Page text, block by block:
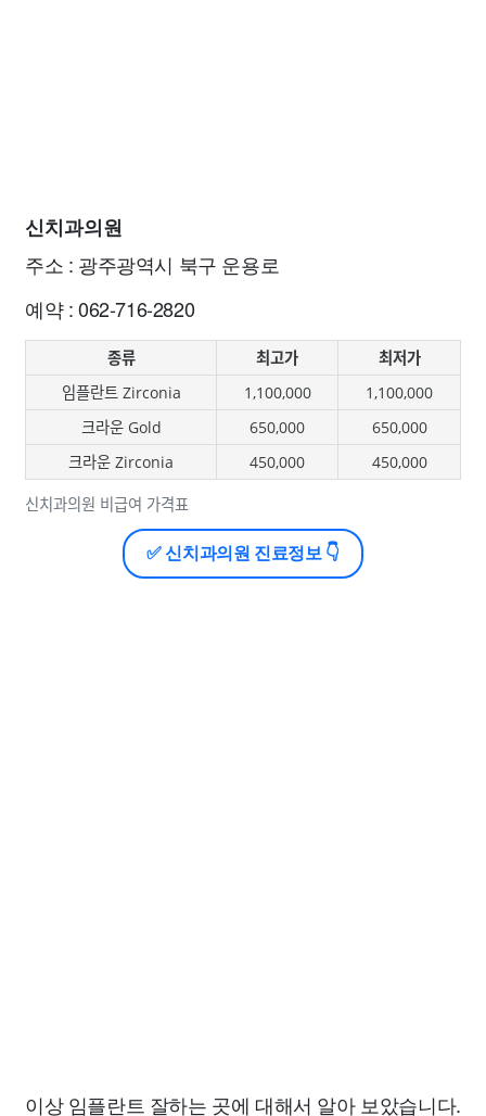
신치과의원
주소 : 광주광역시 북구 운용로
예약 : 062-716-2820
신치과의원 비급여 가격표
종류 최고가
최저가
임플란트 Zirconia
1,100,000
1,100,000
크라운 Gold
650,000
650,000
크라운 Zirconia
450,000 450,000
✅ 신치과의원 진료정보 👇
이상 임플란트 잘하는 곳에 대해서 알아 보았습니다.